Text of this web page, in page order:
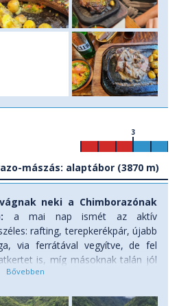
mászás: alaptábor (3870 m)
3
neki a Chimborazónak
a mai nap ismét az aktív
rafting, terepkerékpár, újabb
via ferrátával vegyítve, de fel
is, míg másoknak talán jól
fürdőkben, avagy szimplán egy
reggeli.